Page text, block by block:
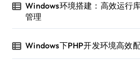
Windows环境搭建：高效运行
管理
Windows下PHP开发环境高效